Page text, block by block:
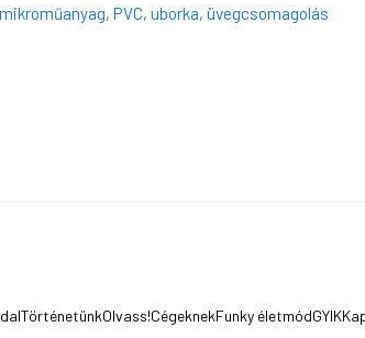
mikroműanyag,PVC,uborka,üvegcsomagolás
TörténetünkOlvass!CégeknekFunky életmódGYIK